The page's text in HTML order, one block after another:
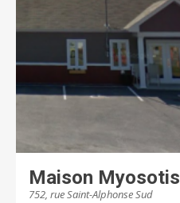
Maison Myosotis
752, rue Saint-Alphonse Sud